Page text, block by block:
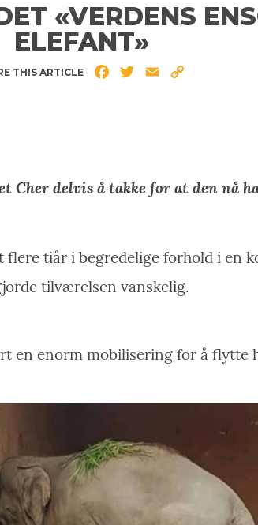
«VERDENS
ELEFANT»
THIS ARTICLE FacebookTwitterEmail
Cher delvis å takke for at den nå
tiår i begredelige forhold i en
tilværelsen vanskelig.
en enorm mobilisering for å flytte